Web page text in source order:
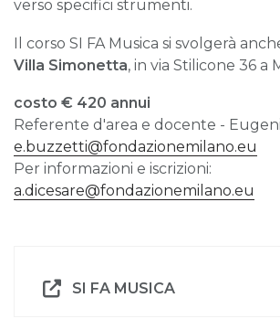
verso specifici strumenti.
Il corso SI FA Musica si svolgerà
Villa Simonetta, in via Stilicone 36 a
costo € 420 annui
Referente d'area e docente -
e.buzzetti@fondazionemilano.eu
Per informazioni e iscrizioni:
a.dicesare@fondazionemilano.eu
SI FA MUSICA